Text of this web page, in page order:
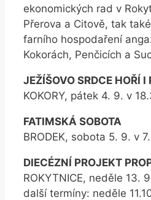
ekonomických rad v
Přerova a Citově, tak
farního hospodaření
Kokorách, Penčicích a
JEŽÍŠOVO SRDCE HOŘÍ I
KOKORY, pátek 4. 9. v
FATIMSKÁ SOBOTA
BRODEK, sobota 5. 9. v
DIECÉZNÍ PROJEKT
ROKYTNICE, neděle 13.
další termíny: neděle